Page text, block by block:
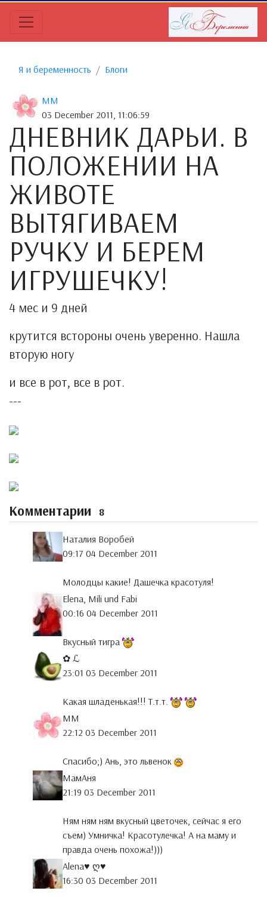
Я и беременность Блоги
MM
03 December 2011, 11:06:59
ДНЕВНИК ДАРЬИ. В
ПОЛОЖЕНИИ НА
ЖИВОТЕ
ВЫТЯГИВАЕМ
РУЧКУ И БЕРЕМ
ИГРУШЕЧКУ!
4 мес и 9 дней
крутится встороны очень уверенно. Нашла
вторую ногу
и все в рот, все в рот.
---
Комментарии 8
Наталия Воробей
09:17 04 December 2011
Молодцы какие! Дашечка красотуля!
Elena, Mili und Fabi
00:16 04 December 2011
Вкусный тигра
✿ ℒ
23:01 03 December 2011
Какая шладенькая!!! Т.т.т.
MM
22:12 03 December 2011
Спасибо;) Ань, это львенок
МамАня
21:19 03 December 2011
Ням ням ням вкусный цветочек, сейчас я его
съем) Умничка! Красотулечка! А на маму и
правда очень похожа!)))
Аlena♥ ღ♥
16:30 03 December 2011